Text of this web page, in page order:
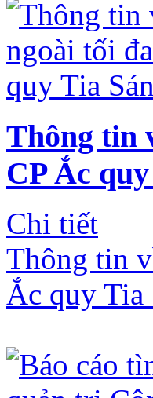
Thông tin
CP Ắc
Chi tiết
Thông tin
Ắc quy Tia